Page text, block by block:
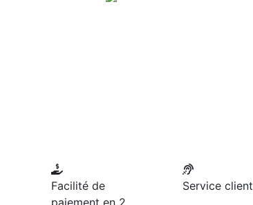
Facilité de
paiement en 2,
Service client